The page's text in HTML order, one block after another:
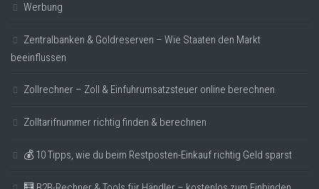
Werbung
Zentralbanken & Goldreserven – Wie Staaten den Markt
beeinflussen
Zollrechner – Zoll & Einfuhrumsatzsteuer online berechnen
Zolltarifnummer richtig finden & berechnen
💰 10 Tipps, wie du beim Restposten-Einkauf richtig Geld sparst